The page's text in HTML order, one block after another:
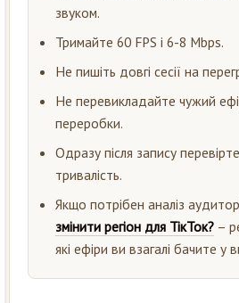
звуком.
Тримайте 60 FPS і 6-8 Mbps.
Не пишіть довгі сесії на
Не перевикладайте чужий
переробки.
Одразу після запису
тривалість.
Якщо потрібен аналіз
змінити регіон для ТікТок? –
які ефіри ви взагалі бачите у